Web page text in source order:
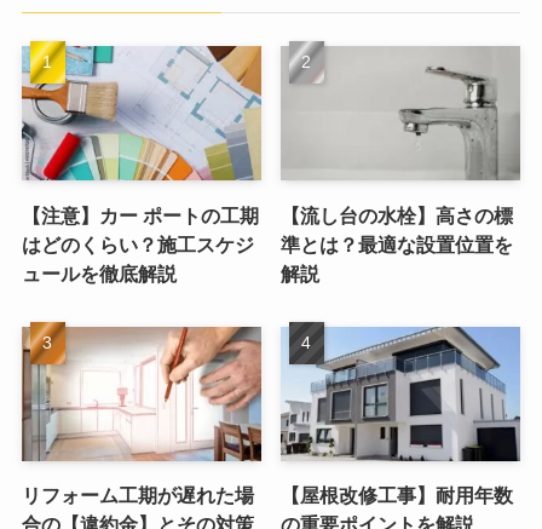
【注意】カー ポートの工期
はどのくらい？施工スケジ
ュールを徹底解説
【流し台の水栓】高さの標
準とは？最適な設置位置を
解説
リフォーム工期が遅れた場
合の【違約金】とその対策
【屋根改修工事】耐用年数
の重要ポイントを解説